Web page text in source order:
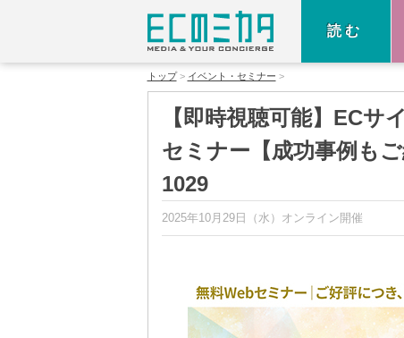
読む
トップ イベント・セミナー
【即時視聴可能】ECサ
セミナー【成功事例も
1029
2025年10月29日（水） オンライン開催